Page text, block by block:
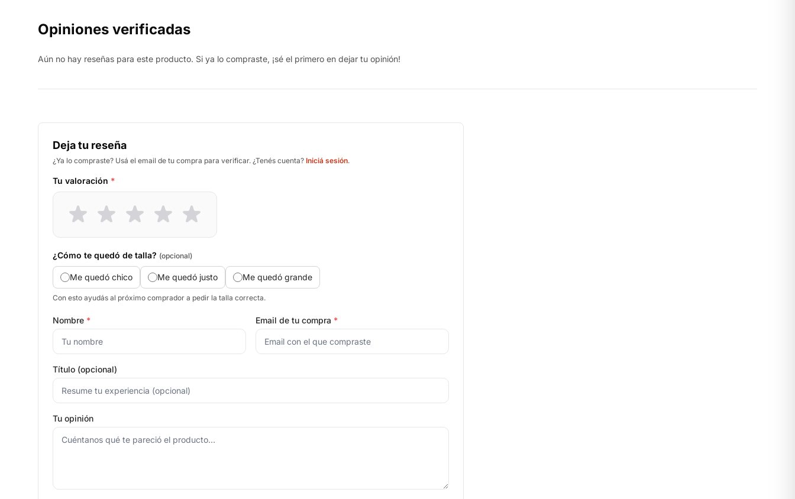
Opiniones verificadas
Aún no hay reseñas para este producto. Si ya lo compraste, ¡sé el primero en dejar tu opinión!
Deja tu reseña
¿Ya lo compraste? Usá el email de tu compra para verificar. ¿Tenés cuenta? Iniciá sesión.
Tu valoración *
¿Cómo te quedó de talla? (opcional)
Me quedó chico Me quedó justo Me quedó grande
Con esto ayudás al próximo comprador a pedir la talla correcta.
Nombre * Email de tu compra *
Título (opcional)
Tu opinión